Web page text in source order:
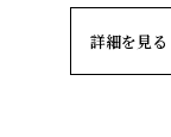
詳細を見る